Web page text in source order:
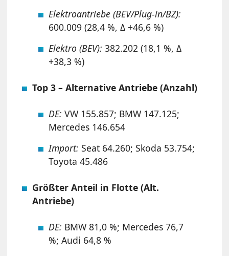
Elektroantriebe (BEV/Plug-in/BZ):
600.009 (28,4 %, Δ +46,6 %)
Elektro (BEV): 382.202 (18,1 %, Δ
+38,3 %)
Top 3 – Alternative Antriebe (Anzahl)
DE: VW 155.857; BMW 147.125;
Mercedes 146.654
Import: Seat 64.260; Skoda 53.754;
Toyota 45.486
Größter Anteil in Flotte (Alt.
Antriebe)
DE: BMW 81,0 %; Mercedes 76,7
%; Audi 64,8 %